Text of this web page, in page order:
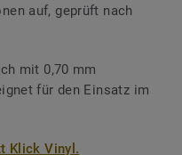
auf, geprüft nach
mit 0,70 mm
für den Einsatz im
Klick Vinyl.